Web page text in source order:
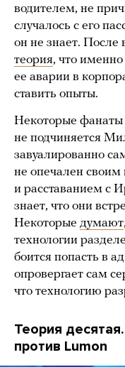
водителем, не
случалось с его
он не знает. После
теория, что
ее аварии в
ставить опыты.
Некоторые фанаты
не подчиняется
завуалированно
не опечален
и расставанием с
знает, что они
Некоторые думают
технологии
боится попасть в
опровергает сам
что технологию
Теория
против Lumon